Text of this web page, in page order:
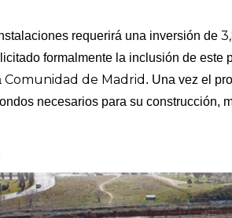
requerirá una inversión de
formalmente la inclusión de este
Comunidad de Madrid . Una vez el
necesarios para su construcción,